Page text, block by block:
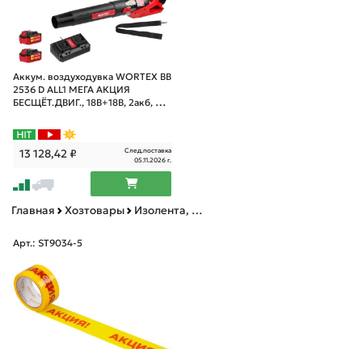
Аккум. воздуходувка WORTEX BB
2536 D ALL1 МЕГА АКЦИЯ
БЕСЩЁТ.ДВИГ., 18В+18В, 2акб, 4
13 128,42₽
След.поставка
05.11.2026 г.
Главная Хозтовары Изолента, скотч, ленты
Арт.: ST9034-5